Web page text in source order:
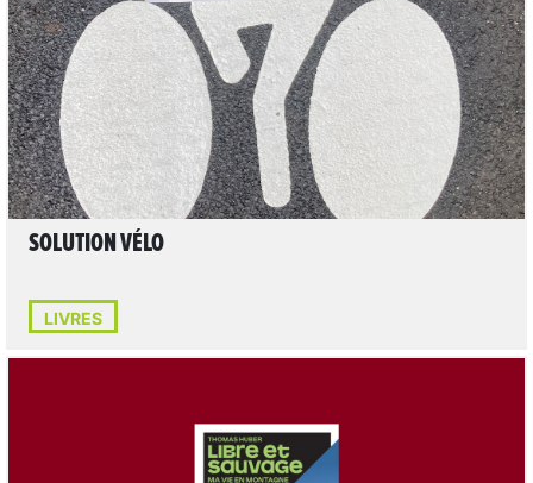
LIRE L'ARTICLE
SOLUTION VÉLO
LIVRES